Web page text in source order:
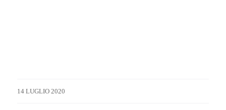
14 LUGLIO 2020